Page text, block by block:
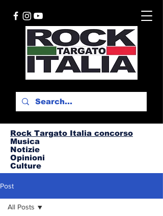
Rock Targato Italia concorso
Musica
Notizie
Opinioni
Culture
Post
All Posts